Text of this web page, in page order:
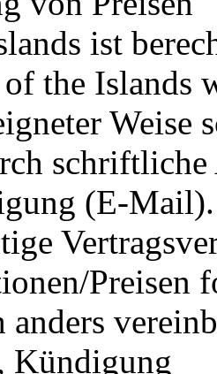
ist
the Islands
(E-Mail).
Preisen
Kündigung